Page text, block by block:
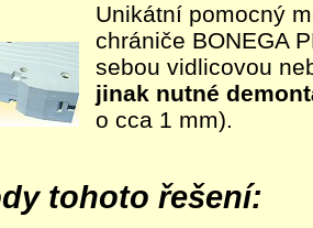
Unikátní pomocný
chrániče BONEGA
sebou vidlicovou
jinak nutné
o cca 1 mm).
tohoto řešení: